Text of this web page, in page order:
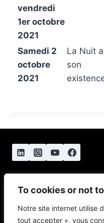
To cookies or not
Notre site internet utilise
tout accepter », vous
vendredi
1er octobre
2021
Samedi 2
octobre
2021
La Nuit a
son